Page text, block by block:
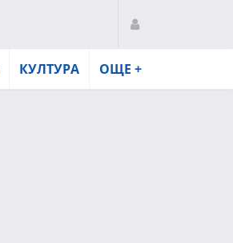
КУЛТУРА ОЩЕ +